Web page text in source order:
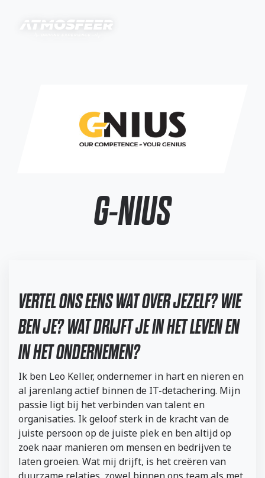
G-NIUS
VERTEL ONS EENS WAT OVER JEZELF? WIE
BEN JE? WAT DRIJFT JE IN HET LEVEN EN
IN HET ONDERNEMEN?
Ik ben Leo Keller, ondernemer in hart en nieren en
al jarenlang actief binnen de IT-detachering. Mijn
passie ligt bij het verbinden van talent en
organisaties. Ik geloof sterk in de kracht van de
juiste persoon op de juiste plek en ben altijd op
zoek naar manieren om mensen en bedrijven te
laten groeien. Wat mij drijft, is het creëren van